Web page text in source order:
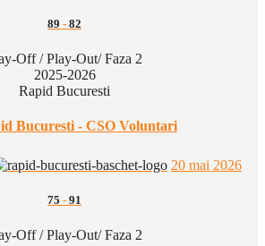
89 - 82
Off / Play-Out/ Faza 2
2025-2026
Rapid Bucuresti
Bucuresti - CSO Voluntari
20 mai 2026
75 - 91
Off / Play-Out/ Faza 2